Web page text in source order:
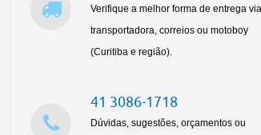
Verifique a melhor forma de entrega via
transportadora, correios ou motoboy
(Curitiba e região).
41 3086-1718
Dúvidas, sugestões, orçamentos ou